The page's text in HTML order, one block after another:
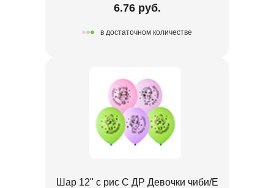
6.76 руб.
в достаточном количестве
Шар 12" с рис С ДР Девочки чиби/E